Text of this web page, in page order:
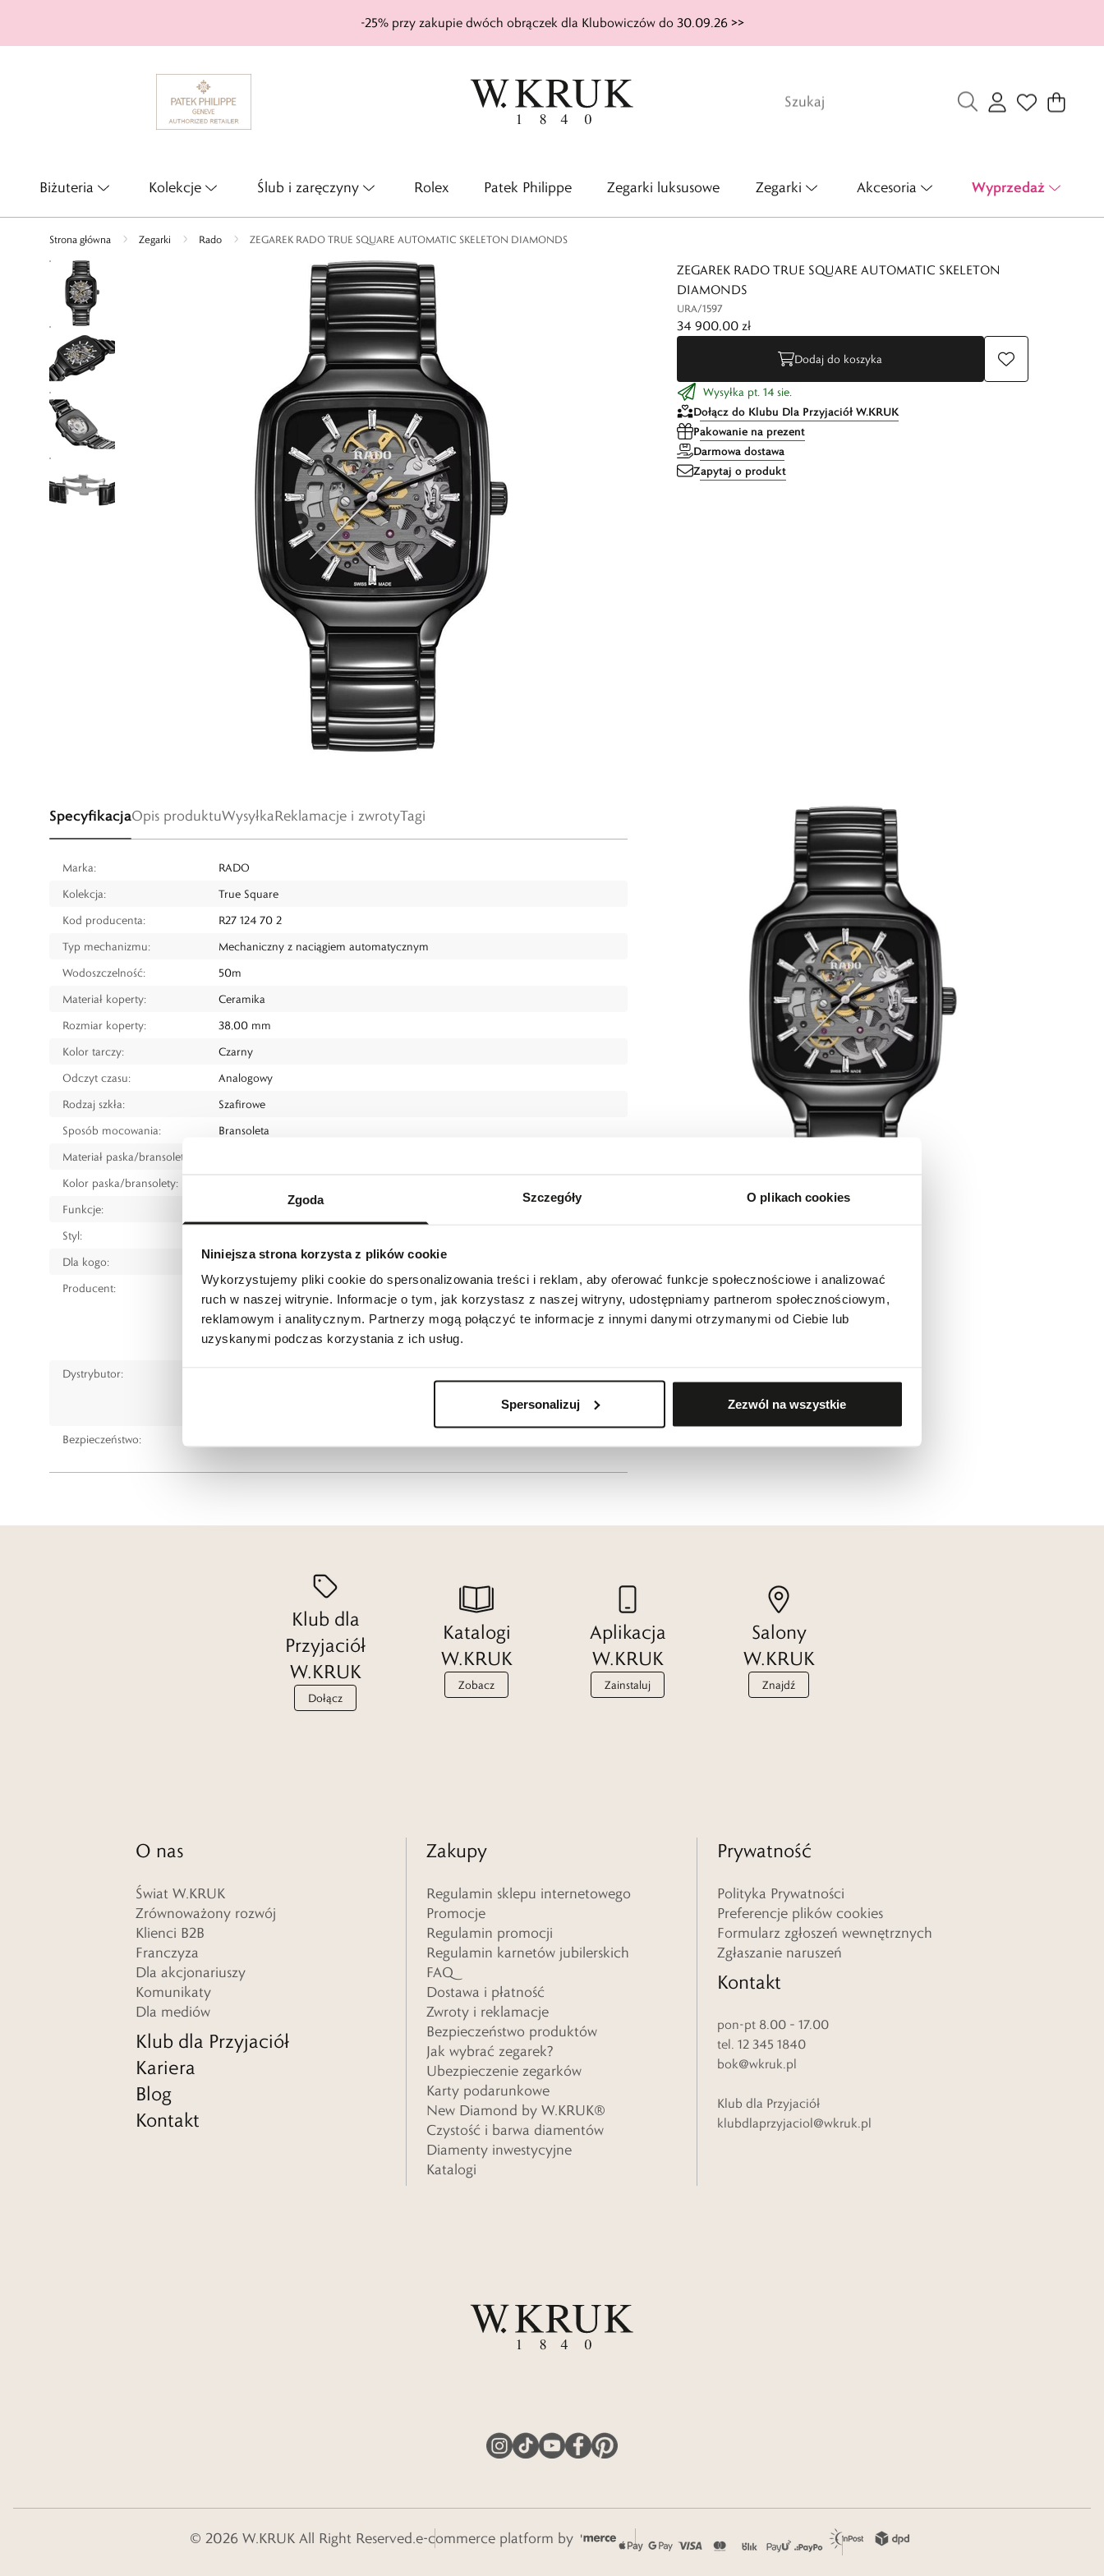
Zgoda Szczegóły O plikach cookies
Niniejsza strona korzysta z plików cookie
Wykorzystujemy pliki cookie do spersonalizowania treści i reklam, aby oferować funkcje społecznościowe i analizować
ruch w naszej witrynie. Informacje o tym, jak korzystasz z naszej witryny, udostępniamy partnerom społecznościowym,
reklamowym i analitycznym. Partnerzy mogą połączyć te informacje z innymi danymi otrzymanymi od Ciebie lub
uzyskanymi podczas korzystania z ich usług.
Spersonalizuj Zezwól na wszystkie
-25% przy zakupie dwóch obrączek dla Klubowiczów do 30.09.26 >>
Biżuteria Kolekcje Ślub i zaręczyny Rolex Patek Philippe Zegarki luksusowe Zegarki Akcesoria Wyprzedaż
Strona główna Zegarki Rado ZEGAREK RADO TRUE SQUARE AUTOMATIC SKELETON DIAMONDS
ZEGAREK RADO TRUE SQUARE AUTOMATIC SKELETON
DIAMONDS
URA/1597
34 900,00 zł
Dodaj do koszyka
Wysyłka pt. 14 sie.
Dołącz do Klubu Dla Przyjaciół W.KRUK
Pakowanie na prezent
Darmowa dostawa
Zapytaj o produkt
SpecyfikacjaOpis produktuWysyłkaReklamacje i zwrotyTagi
Marka:
RADO
Kolekcja:
True Square
Kod producenta:
R27 124 70 2
Typ mechanizmu:
Mechaniczny z naciągiem automatycznym
Wodoszczelność:
50m
Materiał koperty:
Ceramika
Rozmiar koperty:
38,00 mm
Kolor tarczy:
Czarny
Odczyt czasu:
Analogowy
Rodzaj szkła:
Szafirowe
Sposób mocowania:
Bransoleta
Materiał paska/bransolety:
Kolor paska/bransolety:
Funkcje:
Rezerwa chodu
Styl:
Dla kogo:
Dla każdego
Producent:
Rado Watch Co. Ltd.
Bielstrasse 45, 2543 Lengnau, Szwajcaria
tel.: +41 32 655 61 11
e-mail: customer.care@rado.com
Dystrybutor:
Bezpieczeństwo:
Klub dla
Przyjaciół
W.KRUK
Dołącz
Katalogi
W.KRUK
Zobacz
Aplikacja
W.KRUK
Zainstaluj
Salony
W.KRUK
Znajdź
O nas
Świat W.KRUK
Zrównoważony rozwój
Klienci B2B
Franczyza
Dla akcjonariuszy
Komunikaty
Dla mediów
Klub dla Przyjaciół
Kariera
Blog
Kontakt
Zakupy
Regulamin sklepu internetowego
Promocje
Regulamin promocji
Regulamin karnetów jubilerskich
FAQ
Dostawa i płatność
Zwroty i reklamacje
Bezpieczeństwo produktów
Jak wybrać zegarek?
Ubezpieczenie zegarków
Karty podarunkowe
New Diamond by W.KRUK®
Czystość i barwa diamentów
Diamenty inwestycyjne
Katalogi
Prywatność
Polityka Prywatności
Preferencje plików cookies
Formularz zgłoszeń wewnętrznych
Zgłaszanie naruszeń
Kontakt
pon-pt 8.00 – 17.00
tel. 12 345 1840
bok@wkruk.pl
Klub dla Przyjaciół
klubdlaprzyjaciol@wkruk.pl
© 2026 W.KRUKAll Right Reserved.e-commerce platform by